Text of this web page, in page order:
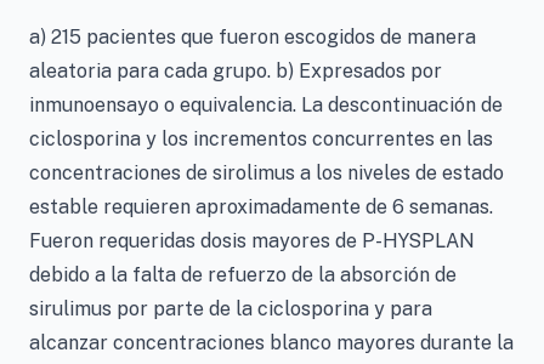
a) 215 pacientes que fueron escogidos de manera
aleatoria para cada grupo. b) Expresados por
inmunoensayo o equivalencia. La descontinuación de
ciclosporina y los incrementos concurrentes en las
concentraciones de sirolimus a los niveles de estado
estable requieren aproximadamente de 6 semanas.
Fueron requeridas dosis mayores de P-HYSPLAN
debido a la falta de refuerzo de la absorción de
sirulimus por parte de la ciclosporina y para
alcanzar concentraciones blanco mayores durante la